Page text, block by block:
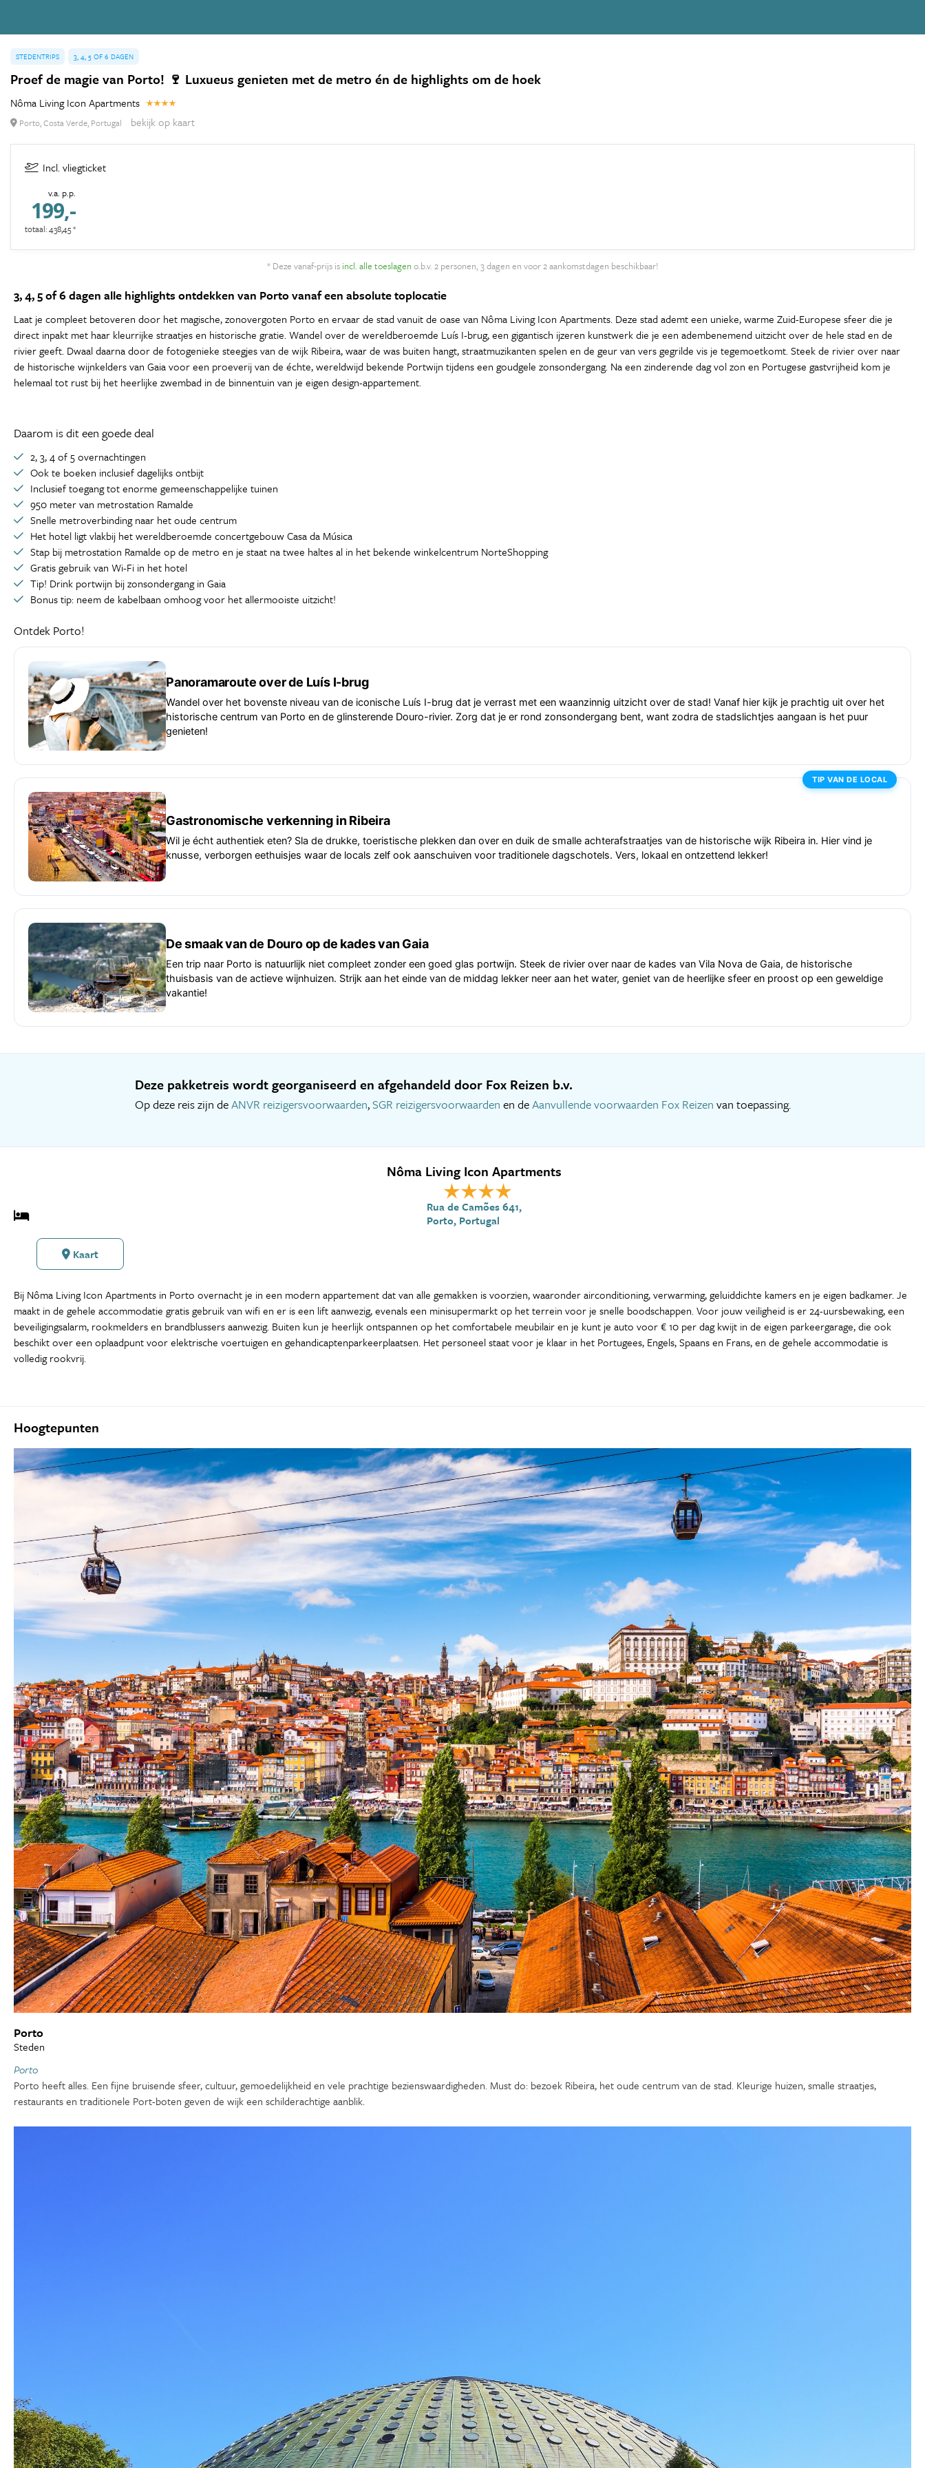
STEDENTRIPS 3, 4, 5 OF 6 DAGEN
Proef de magie van Porto! 🍷 Luxueus genieten met de metro én de highlights om de hoek
Nôma Living Icon Apartments
Porto, Costa Verde, Portugal bekijk op kaart
Incl. vliegticket
v.a. p.p.
199,-
totaal: 438,45 *
* Deze vanaf-prijs is incl. alle toeslagen o.b.v. 2 personen, 3 dagen en voor 2 aankomstdagen beschikbaar!
3, 4, 5 of 6 dagen alle highlights ontdekken van Porto vanaf een absolute toplocatie
Laat je compleet betoveren door het magische, zonovergoten Porto en ervaar de stad vanuit de oase van Nôma Living Icon Apartments. Deze stad ademt een unieke, warme Zuid-Europese sfeer die je
direct inpakt met haar kleurrijke straatjes en historische gratie. Wandel over de wereldberoemde Luís I-brug, een gigantisch ijzeren kunstwerk die je een adembenemend uitzicht over de hele stad en de
rivier geeft. Dwaal daarna door de fotogenieke steegjes van de wijk Ribeira, waar de was buiten hangt, straatmuzikanten spelen en de geur van vers gegrilde vis je tegemoetkomt. Steek de rivier over naar
de historische wijnkelders van Gaia voor een proeverij van de échte, wereldwijd bekende Portwijn tijdens een goudgele zonsondergang. Na een zinderende dag vol zon en Portugese gastvrijheid kom je
helemaal tot rust bij het heerlijke zwembad in de binnentuin van je eigen design-appartement.
Daarom is dit een goede deal
2, 3, 4 of 5 overnachtingen
Ook te boeken inclusief dagelijks ontbijt
Inclusief toegang tot enorme gemeenschappelijke tuinen
950 meter van metrostation Ramalde
Snelle metroverbinding naar het oude centrum
Het hotel ligt vlakbij het wereldberoemde concertgebouw Casa da Música
Stap bij metrostation Ramalde op de metro en je staat na twee haltes al in het bekende winkelcentrum NorteShopping
Gratis gebruik van Wi-Fi in het hotel
Tip! Drink portwijn bij zonsondergang in Gaia
Bonus tip: neem de kabelbaan omhoog voor het allermooiste uitzicht!
Ontdek Porto!
Panoramaroute over de Luís I-brug
Wandel over het bovenste niveau van de iconische Luís I-brug dat je verrast met een waanzinnig uitzicht over de stad! Vanaf hier kijk je prachtig uit over het
historische centrum van Porto en de glinsterende Douro-rivier. Zorg dat je er rond zonsondergang bent, want zodra de stadslichtjes aangaan is het puur
genieten!
TIP VAN DE LOCAL
Gastronomische verkenning in Ribeira
Wil je écht authentiek eten? Sla de drukke, toeristische plekken dan over en duik de smalle achterafstraatjes van de historische wijk Ribeira in. Hier vind je
knusse, verborgen eethuisjes waar de locals zelf ook aanschuiven voor traditionele dagschotels. Vers, lokaal en ontzettend lekker!
De smaak van de Douro op de kades van Gaia
Een trip naar Porto is natuurlijk niet compleet zonder een goed glas portwijn. Steek de rivier over naar de kades van Vila Nova de Gaia, de historische
thuisbasis van de actieve wijnhuizen. Strijk aan het einde van de middag lekker neer aan het water, geniet van de heerlijke sfeer en proost op een geweldige
vakantie!
Deze pakketreis wordt georganiseerd en afgehandeld door Fox Reizen b.v.
Op deze reis zijn deANVR reizigersvoorwaarden,SGR reizigersvoorwaarden en deAanvullende voorwaarden Fox Reizen van toepassing.
Nôma Living Icon Apartments
Rua de Camões 641,
Porto, Portugal
Kaart
Bij Nôma Living Icon Apartments in Porto overnacht je in een modern appartement dat van alle gemakken is voorzien, waaronder airconditioning, verwarming, geluiddichte kamers en je eigen badkamer. Je
maakt in de gehele accommodatie gratis gebruik van wifi en er is een lift aanwezig, evenals een minisupermarkt op het terrein voor je snelle boodschappen. Voor jouw veiligheid is er 24-uursbewaking, een
beveiligingsalarm, rookmelders en brandblussers aanwezig. Buiten kun je heerlijk ontspannen op het comfortabele meubilair en je kunt je auto voor € 10 per dag kwijt in de eigen parkeergarage, die ook
beschikt over een oplaadpunt voor elektrische voertuigen en gehandicaptenparkeerplaatsen. Het personeel staat voor je klaar in het Portugees, Engels, Spaans en Frans, en de gehele accommodatie is
volledig rookvrij.
Hoogtepunten
Porto
Steden
Porto
Porto heeft alles. Een fijne bruisende sfeer, cultuur, gemoedelijkheid en vele prachtige bezienswaardigheden. Must do: bezoek Ribeira, het oude centrum van de stad. Kleurige huizen, smalle straatjes,
restaurants en traditionele Port-boten geven de wijk een schilderachtige aanblik.